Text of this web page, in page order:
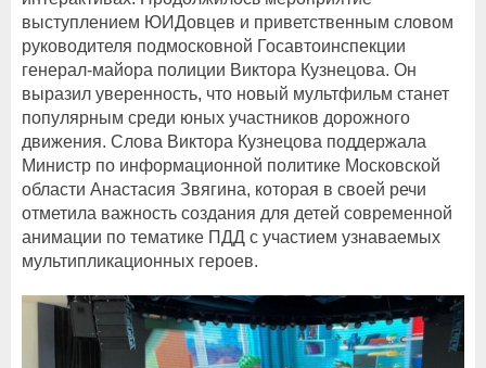
выступлением ЮИДовцев и приветственным словом
руководителя подмосковной Госавтоинспекции
генерал-майора полиции Виктора Кузнецова. Он
выразил уверенность, что новый мультфильм станет
популярным среди юных участников дорожного
движения. Слова Виктора Кузнецова поддержала
Министр по информационной политике Московской
области Анастасия Звягина, которая в своей речи
отметила важность создания для детей современной
анимации по тематике ПДД с участием узнаваемых
мультипликационных героев.